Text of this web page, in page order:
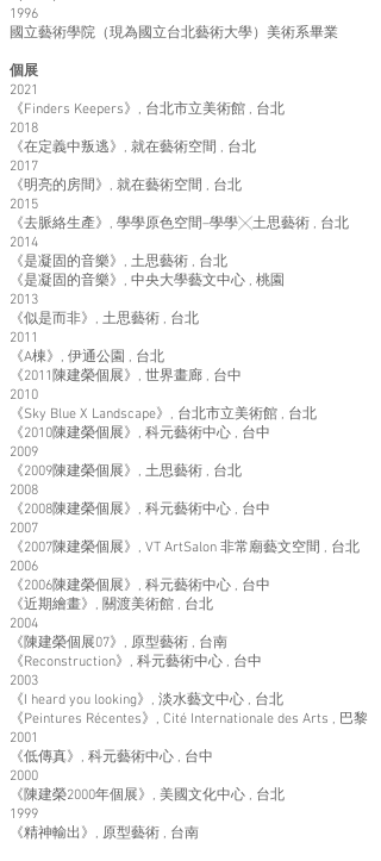
1996
國立藝術學院（現為國立台北藝術大學）美術系畢業
個展
2021
《Finders Keepers》, 台北市立美術館 , 台北
2018
《在定義中叛逃》, 就在藝術空間 , 台北
2017
《明亮的房間》, 就在藝術空間 , 台北
2015
《去脈絡生產》, 學學原色空間–學學╳土思藝術 , 台北
2014
《是凝固的音樂》, 土思藝術 , 台北
《是凝固的音樂》, 中央大學藝文中心 , 桃園
2013
《似是而非》, 土思藝術 , 台北
2011
《A棟》, 伊通公園 , 台北
《2011陳建榮個展》, 世界畫廊 , 台中
2010
《Sky Blue X Landscape》, 台北市立美術館 , 台北
《2010陳建榮個展》, 科元藝術中心 , 台中
2009
《2009陳建榮個展》, 土思藝術 , 台北
2008
《2008陳建榮個展》, 科元藝術中心 , 台中
2007
《2007陳建榮個展》, VT ArtSalon 非常廟藝文空間 , 台北
2006
《2006陳建榮個展》, 科元藝術中心 , 台中
《近期繪畫》, 關渡美術館 , 台北
2004
《陳建榮個展07》, 原型藝術 , 台南
《Reconstruction》, 科元藝術中心 , 台中
2003
《I heard you looking》, 淡水藝文中心 , 台北
《Peintures Récentes》, Cité Internationale des Arts , 巴黎
2001
《低傳真》, 科元藝術中心 , 台中
2000
《陳建榮2000年個展》, 美國文化中心 , 台北
1999
《精神輸出》, 原型藝術 , 台南